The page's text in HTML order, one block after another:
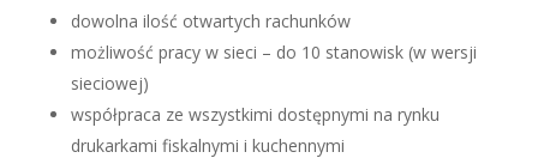
dowolna ilość otwartych rachunków
możliwość pracy w sieci – do 10 stanowisk (w wersji
sieciowej)
współpraca ze wszystkimi dostępnymi na rynku
drukarkami fiskalnymi i kuchennymi